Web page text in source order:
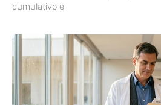
cumulativo e